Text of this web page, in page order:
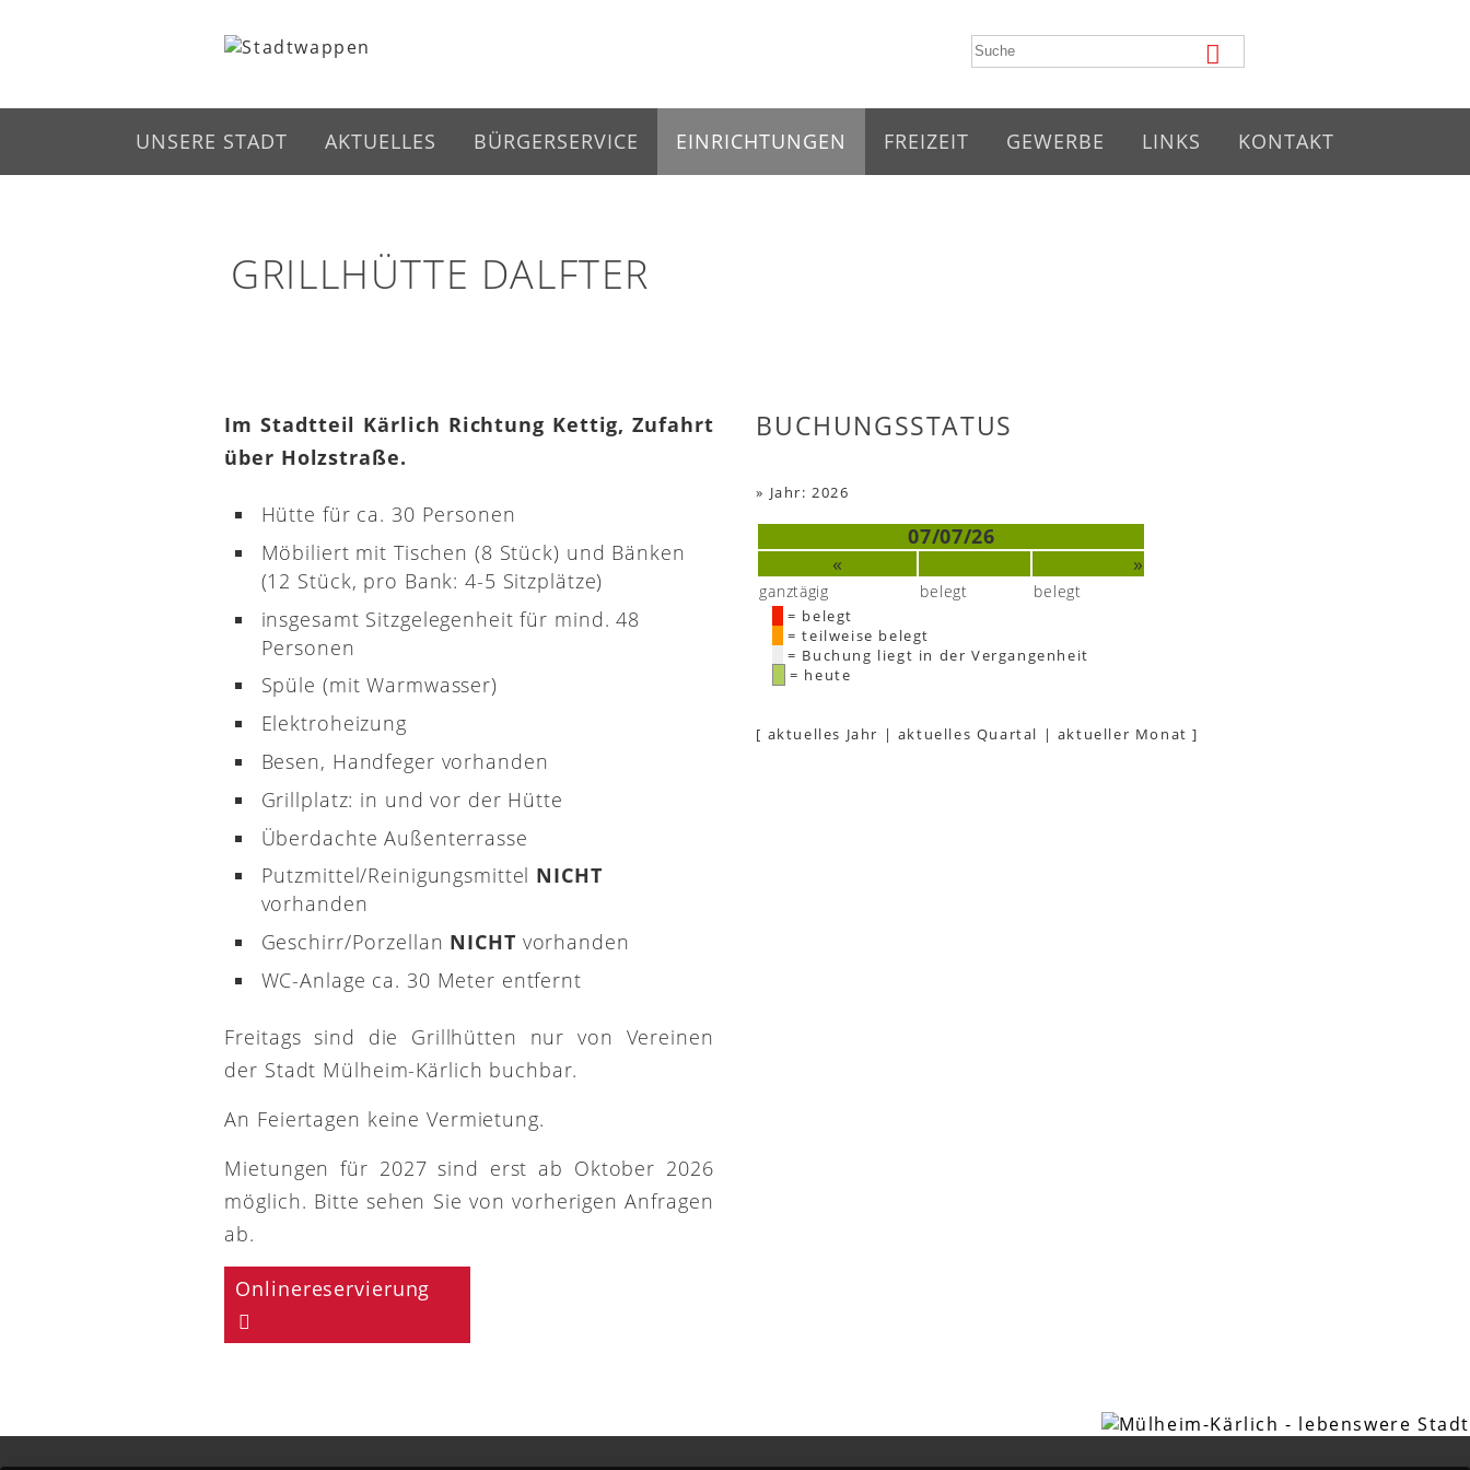
UNSERE STADT AKTUELLES BÜRGERSERVICE EINRICHTUNGEN FREIZEIT GEWERBE LINKS KONTAKT
GRILLHÜTTE DALFTER
Im Stadtteil Kärlich Richtung Kettig, Zufahrt
über Holzstraße.
Hütte für ca. 30 Personen
Möbiliert mit Tischen (8 Stück) und Bänken
(12 Stück, pro Bank: 4-5 Sitzplätze)
insgesamt Sitzgelegenheit für mind. 48
Personen
Spüle (mit Warmwasser)
Elektroheizung
Besen, Handfeger vorhanden
Grillplatz: in und vor der Hütte
Überdachte Außenterrasse
Putzmittel/Reinigungsmittel NICHT
vorhanden
Geschirr/Porzellan NICHT vorhanden
WC-Anlage ca. 30 Meter entfernt
Freitags sind die Grillhütten nur von Vereinen
der Stadt Mülheim-Kärlich buchbar.
An Feiertagen keine Vermietung.
Mietungen für 2027 sind erst ab Oktober 2026
möglich. Bitte sehen Sie von vorherigen Anfragen
ab.
Onlinereservierung
BUCHUNGSSTATUS
» Jahr: 2026
07/07/26
«
»
ganztägig belegt belegt
= belegt
= teilweise belegt
= Buchung liegt in der Vergangenheit
= heute
[ aktuelles Jahr | aktuelles Quartal | aktueller Monat ]